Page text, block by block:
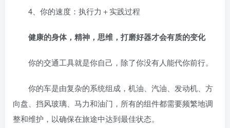
4、你的速度：执行力＋实践过程
健康的身体，精神，思维，打磨好器才会有质的变化
你的交通工具就是你自己，除了你没有人能代你前行。
你的车是由复杂的系统组成，机油、汽油、发动机、方
向盘、挡风玻璃、马力和油门，所有的组件都需要频繁地调
整和维护，以确保在旅途中达到最佳状态。